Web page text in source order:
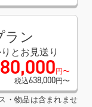
ラン
とお見送り
,000 円〜
税込638,000円〜
・物品は含まれませ